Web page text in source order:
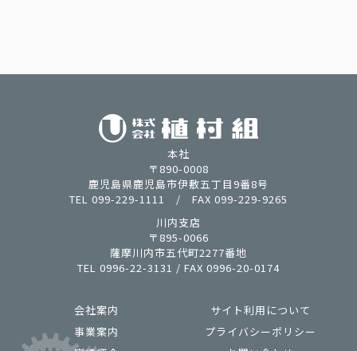
本社
〒890-0008
鹿児島県鹿児島市伊敷五丁目9番8号
TEL 099-229-1111 / FAX 099-229-9265
川内支店
〒895-0066
薩摩川内市五代町2277番地
TEL 0996-22-3131 / FAX 0996-20-0174
会社案内
事業案内
サイト利用について
プライバシーポリシー